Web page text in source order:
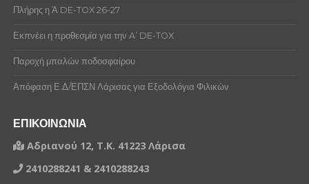
Πλήρης η Ά DE-TOX 26-27
Εκπνέει η προθεσμία για την A’ DE-TOX
Παροχή μπαλών ποδοσφαίρου
Απόφαση Ε.Δ/ΕΠΣΝ Λάρισας για Εξοδολόγια Φιλικών
ΕΠΙΚΟΙΝΩΝΙΑ
Αδριανού 12, Τ.Κ. 41223 Λάρισα
2410288241 & 2410288243